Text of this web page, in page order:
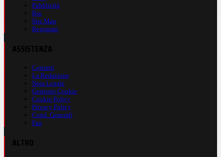
Pubblicità
Rss
Site Map
Registrati
Contatti
La Redazione
Nota Legale
Gestione Cookie
Cookie Policy
Privacy Policy
Cond. Generali
Faq